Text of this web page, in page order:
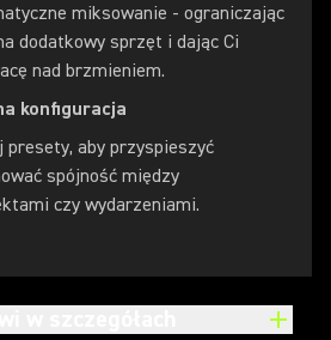
miksowanie - ograniczając
dodatkowy sprzęt i dając Ci
nad brzmieniem.
konfiguracja
presety, aby przyspieszyć
spójność między
czy wydarzeniami.